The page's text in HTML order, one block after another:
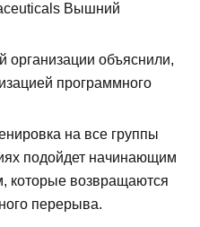
Вышний
организации объяснили,
программного
на все группы
подойдет начинающим
которые возвращаются
перерыва.